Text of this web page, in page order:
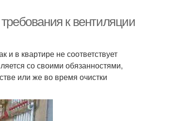
к вентиляции
и в квартире не соответствует
со своими обязанностями,
или же во время очистки